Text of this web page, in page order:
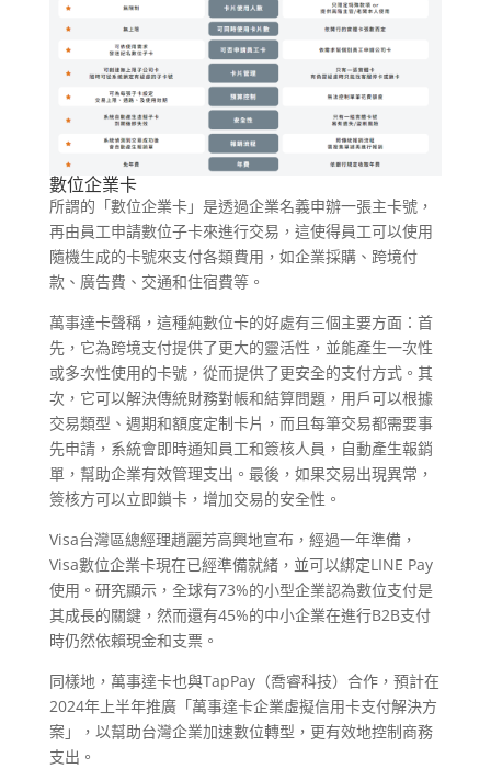
數位企業卡
所謂的「數位企業卡」是透過企業名義申辦一張主卡號，
再由員工申請數位子卡來進行交易，這使得員工可以使用
隨機生成的卡號來支付各類費用，如企業採購、跨境付
款、廣告費、交通和住宿費等。
萬事達卡聲稱，這種純數位卡的好處有三個主要方面：首
先，它為跨境支付提供了更大的靈活性，並能產生一次性
或多次性使用的卡號，從而提供了更安全的支付方式。其
次，它可以解決傳統財務對帳和結算問題，用戶可以根據
交易類型、週期和額度定制卡片，而且每筆交易都需要事
先申請，系統會即時通知員工和簽核人員，自動產生報銷
單，幫助企業有效管理支出。最後，如果交易出現異常，
簽核方可以立即鎖卡，增加交易的安全性。
Visa台灣區總經理趙麗芳高興地宣布，經過一年準備，
Visa數位企業卡現在已經準備就緒，並可以綁定LINE Pay
使用。研究顯示，全球有73%的小型企業認為數位支付是
其成長的關鍵，然而還有45%的中小企業在進行B2B支付
時仍然依賴現金和支票。
同樣地，萬事達卡也與TapPay（喬睿科技）合作，預計在
2024年上半年推廣「萬事達卡企業虛擬信用卡支付解決方
案」，以幫助台灣企業加速數位轉型，更有效地控制商務
支出。